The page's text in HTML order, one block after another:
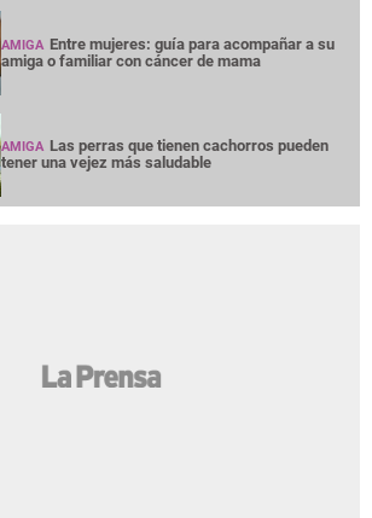
AMIGA Entre mujeres: guía para acompañar a su
amiga o familiar con cáncer de mama
AMIGA Las perras que tienen cachorros pueden
tener una vejez más saludable